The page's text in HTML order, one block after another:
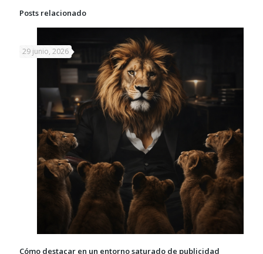
Posts relacionado
29 junio, 2026
Cómo destacar en un entorno saturado de publicidad